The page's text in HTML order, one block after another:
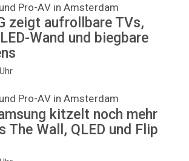
Pro-AV in Amsterdam
zeigt aufrollbare TVs,
Wand und biegbare
Uhr
Pro-AV in Amsterdam
kitzelt noch mehr
The Wall, QLED und Flip